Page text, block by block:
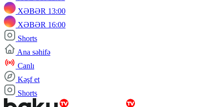
XƏBƏR 13:00
XƏBƏR 16:00
Shorts
Ana səhifə
Canlı
Kəşf et
Shorts